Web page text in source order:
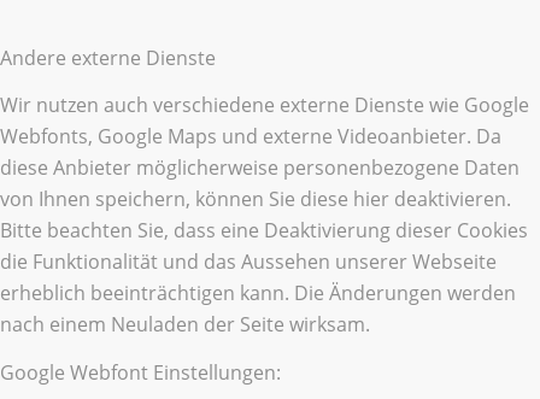
Andere externe Dienste
Wir nutzen auch verschiedene externe Dienste wie Google
Webfonts, Google Maps und externe Videoanbieter. Da
diese Anbieter möglicherweise personenbezogene Daten
von Ihnen speichern, können Sie diese hier deaktivieren.
Bitte beachten Sie, dass eine Deaktivierung dieser Cookies
die Funktionalität und das Aussehen unserer Webseite
erheblich beeinträchtigen kann. Die Änderungen werden
nach einem Neuladen der Seite wirksam.
Google Webfont Einstellungen: